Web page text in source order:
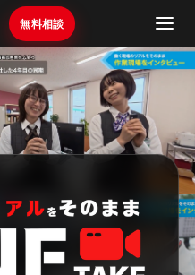
無料相談